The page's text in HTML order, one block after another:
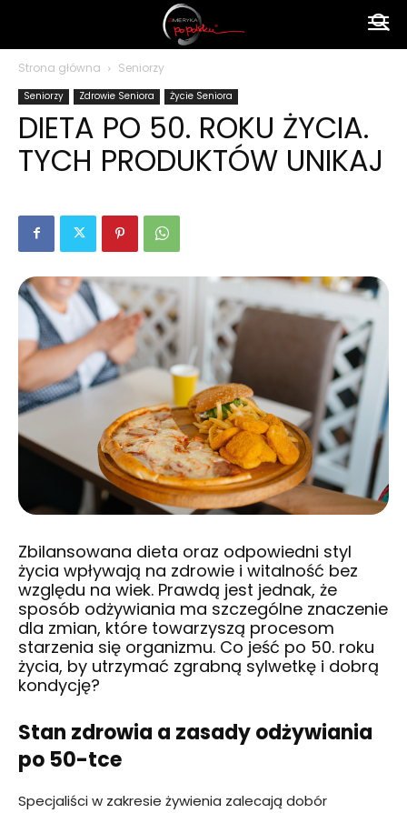
Strona główna Seniorzy
Seniorzy Zdrowie Seniora Życie Seniora
DIETA PO 50. ROKU ŻYCIA.
TYCH PRODUKTÓW UNIKAJ
Zbilansowana dieta oraz odpowiedni styl
życia wpływają na zdrowie i witalność bez
względu na wiek. Prawdą jest jednak, że
sposób odżywiania ma szczególne znaczenie
dla zmian, które towarzyszą procesom
starzenia się organizmu. Co jeść po 50. roku
życia, by utrzymać zgrabną sylwetkę i dobrą
kondycję?
Stan zdrowia a zasady odżywiania
po 50-tce
Specjaliści w zakresie żywienia zalecają dobór